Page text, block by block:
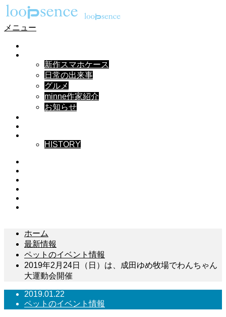
メニュー
新作スマホケース
日常の出来事
グルメ
minne作家紹介
お知らせ
HISTORY
ホーム
最新情報
ペットのイベント情報
2019年2月24日（日）は、成田ゆめ牧場でわんちゃん
大運動会開催
2019.01.22
ペットのイベント情報